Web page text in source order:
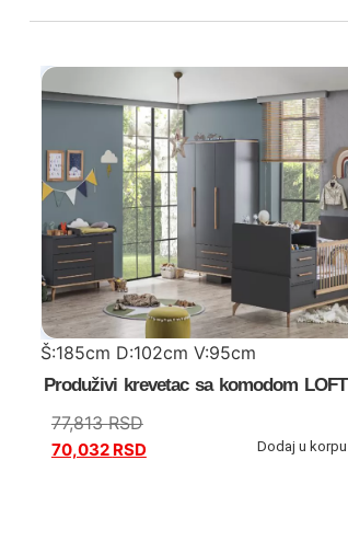
Š:185cm D:102cm V:95cm
Produživi krevetac sa komodom LOFT
77,813RSD
70,032 RSD Dodaj u korpu